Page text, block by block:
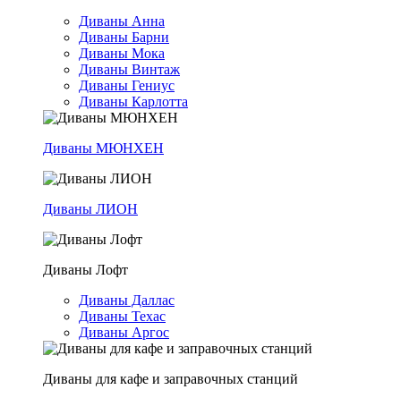
Диваны Анна
Диваны Барни
Диваны Мока
Диваны Винтаж
Диваны Гениус
Диваны Карлотта
Диваны МЮНХЕН
Диваны ЛИОН
Диваны Лофт
Диваны Даллас
Диваны Техас
Диваны Аргос
Диваны для кафе и заправочных станций